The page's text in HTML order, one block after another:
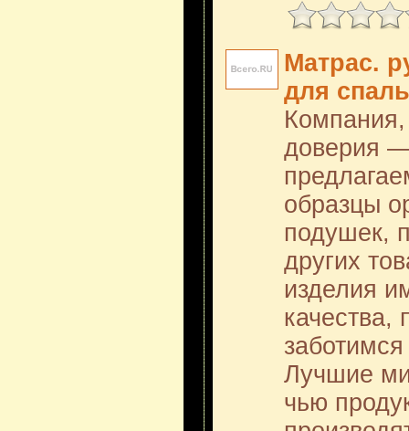
Матрас.
для
доверия
образцы
подушек,
других
изделия
качества,
Лучшие
чью